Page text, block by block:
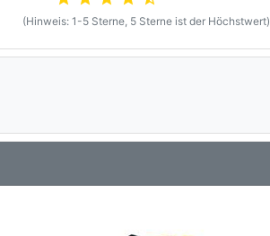
(Hinweis: 1-5 Sterne, 5 Sterne ist der Höchstwert)